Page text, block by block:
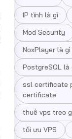
IP tĩnh là gì
Mod Security
NoxPlayer là gì
PostgreSQL là
ssl certificate
certificate
thuê vps treo
tối ưu VPS